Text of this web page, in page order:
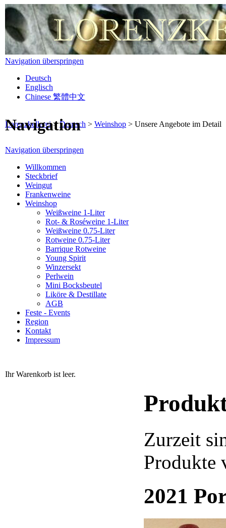
Navigation überspringen
Deutsch
Englisch
Chinese 繁體中文
Lorenzkellerei>Deutsch > Weinshop > Unsere Angebote im Detail
Navigation
Navigation überspringen
Willkommen
Steckbrief
Weingut
Frankenweine
Weinshop
Weißweine 1-Liter
Rot- & Roséweine 1-Liter
Weißweine 0.75-Liter
Rotweine 0.75-Liter
Barrique Rotweine
Young Spirit
Winzersekt
Perlwein
Mini Bocksbeutel
Liköre & Destillate
AGB
Feste - Events
Region
Kontakt
Impressum
Ihr Warenkorb ist leer.
Zurzeit
Produkte
2021